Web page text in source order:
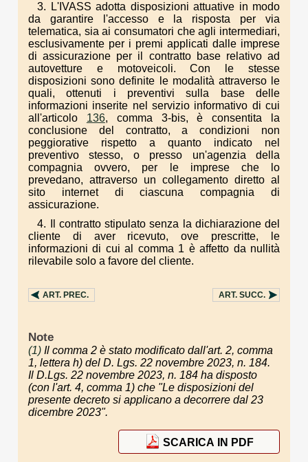
3. L'IVASS adotta disposizioni attuative in modo
da garantire l'accesso e la risposta per via
telematica, sia ai consumatori che agli intermediari,
esclusivamente per i premi applicati dalle imprese
di assicurazione per il contratto base relativo ad
autovetture e motoveicoli. Con le stesse
disposizioni sono definite le modalità attraverso le
quali, ottenuti i preventivi sulla base delle
informazioni inserite nel servizio informativo di cui
all'articolo 136, comma 3-bis, è consentita la
conclusione del contratto, a condizioni non
peggiorative rispetto a quanto indicato nel
preventivo stesso, o presso un'agenzia della
compagnia ovvero, per le imprese che lo
prevedano, attraverso un collegamento diretto al
sito internet di ciascuna compagnia di
assicurazione.
4. Il contratto stipulato senza la dichiarazione del
cliente di aver ricevuto, ove prescritte, le
informazioni di cui al comma 1 è affetto da nullità
rilevabile solo a favore del cliente.
ART. PREC. ART. SUCC.
Note
(1) Il comma 2 è stato modificato dall'art. 2, comma
1, lettera h) del D. Lgs. 22 novembre 2023, n. 184.
Il D.Lgs. 22 novembre 2023, n. 184 ha disposto
(con l'art. 4, comma 1) che "Le disposizioni del
presente decreto si applicano a decorrere dal 23
dicembre 2023".
SCARICA IN PDF